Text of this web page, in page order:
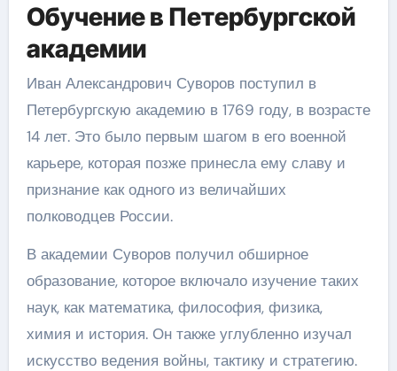
Обучение в Петербургской
академии
Иван Александрович Суворов поступил в
Петербургскую академию в 1769 году, в возрасте
14 лет. Это было первым шагом в его военной
карьере, которая позже принесла ему славу и
признание как одного из величайших
полководцев России.
В академии Суворов получил обширное
образование, которое включало изучение таких
наук, как математика, философия, физика,
химия и история. Он также углубленно изучал
искусство ведения войны, тактику и стратегию.